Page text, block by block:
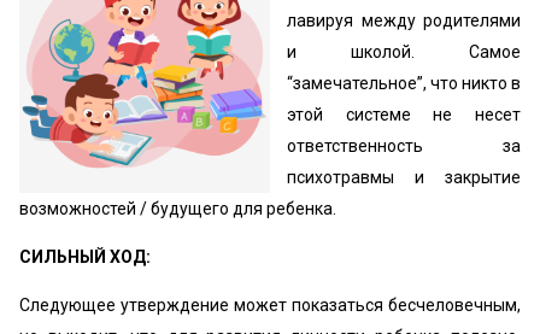
лавируя между родителями
и школой. Самое
“замечательное”, что никто в
этой системе не несет
ответственность за
психотравмы и закрытие
возможностей / будущего для ребенка.
СИЛЬНЫЙ ХОД:
Следующее утверждение может показаться бесчеловечным,